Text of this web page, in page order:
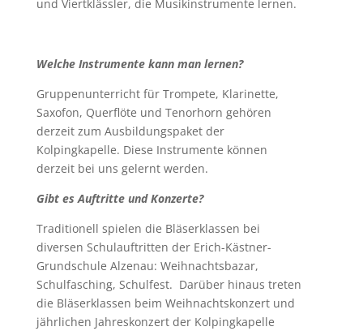
und Viertklässler, die Musikinstrumente lernen.
Welche Instrumente kann man lernen?
Gruppenunterricht für Trompete, Klarinette,
Saxofon, Querflöte und Tenorhorn gehören
derzeit zum Ausbildungspaket der
Kolpingkapelle. Diese Instrumente können
derzeit bei uns gelernt werden.
Gibt es Auftritte und Konzerte?
Traditionell spielen die Bläserklassen bei
diversen Schulauftritten der Erich-Kästner-
Grundschule Alzenau: Weihnachtsbazar,
Schulfasching, Schulfest. Darüber hinaus treten
die Bläserklassen beim Weihnachtskonzert und
jährlichen Jahreskonzert der Kolpingkapelle